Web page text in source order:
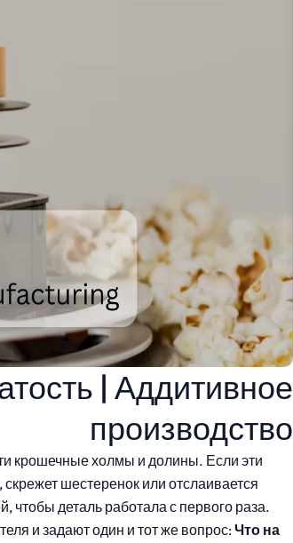
| Аддитивное
производство
крошечные холмы и долины. Если эти
шестеренок или отслаивается
чтобы деталь работала с первого раза.
и задают один и тот же вопрос:Что на